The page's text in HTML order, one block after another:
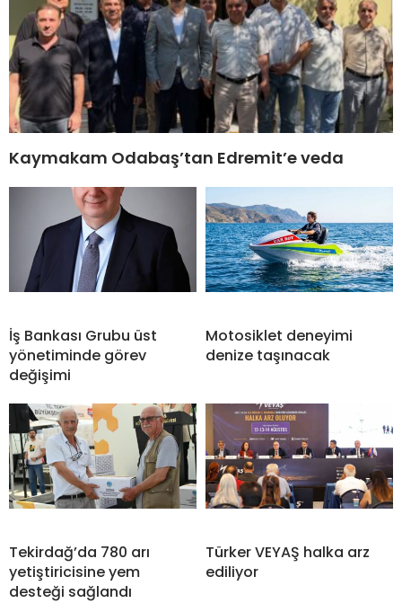
Kaymakam Odabaş’tan Edremit’e veda
İş Bankası Grubu üst
yönetiminde görev
değişimi
Motosiklet deneyimi
denize taşınacak
Tekirdağ’da 780 arı
yetiştiricisine yem
desteği sağlandı
Türker VEYAŞ halka arz
ediliyor